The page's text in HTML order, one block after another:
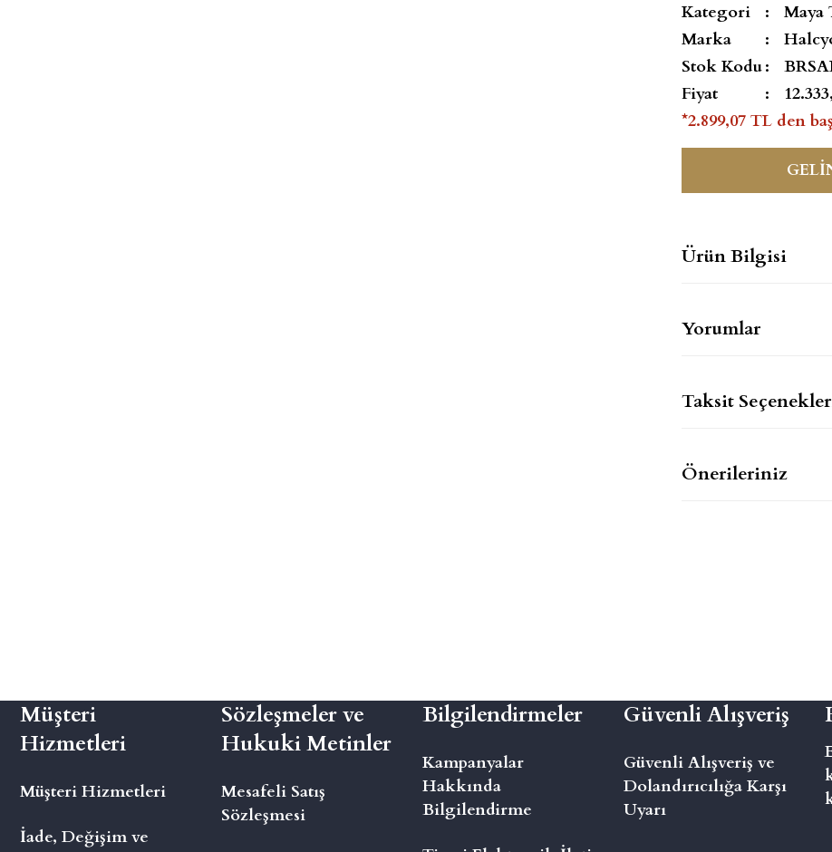
Kategori
Marka
Stok Kodu
Fiyat
*2.899,07 TL den
Ürün Bilgisi
Yorumlar
Taksit
Önerileriniz
Müşteri
Hizmetleri
Müşteri Hizmetleri
İade, Değişim ve
Sözleşmeler ve
Hukuki Metinler
Mesafeli Satış
Sözleşmesi
Bilgilendirmeler
Kampanyalar
Hakkında
Bilgilendirme
Güvenli Alışveriş
Güvenli Alışveriş ve
Dolandırıcılığa Karşı
Uyarı